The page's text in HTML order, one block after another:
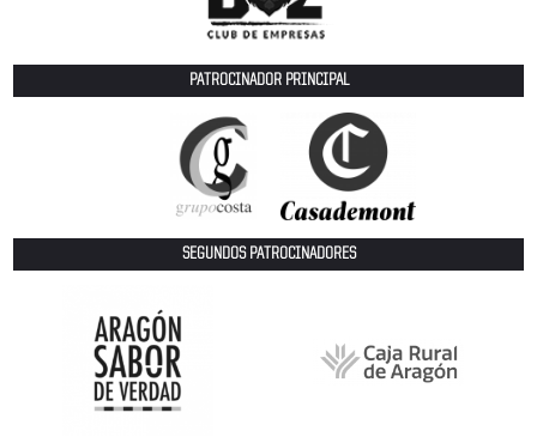
PATROCINADOR PRINCIPAL
SEGUNDOS PATROCINADORES